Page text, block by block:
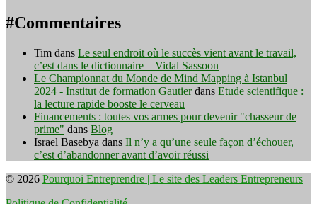
#Commentaires
Tim dans Le seul endroit où le succès vient avant le travail,
c’est dans le dictionnaire – Vidal Sassoon
Le Championnat du Monde de Mind Mapping à Istanbul
2024 - Institut de formation Gautierdans Etude scientifique :
la lecture rapide booste le cerveau
Financements : toutes vos armes pour devenir "chasseur de
prime" dans Blog
Israel Basebya dans Il n’y a qu’une seule façon d’échouer,
c’est d’abandonner avant d’avoir réussi
© 2026 Pourquoi Entreprendre | Le site des Leaders Entrepreneurs